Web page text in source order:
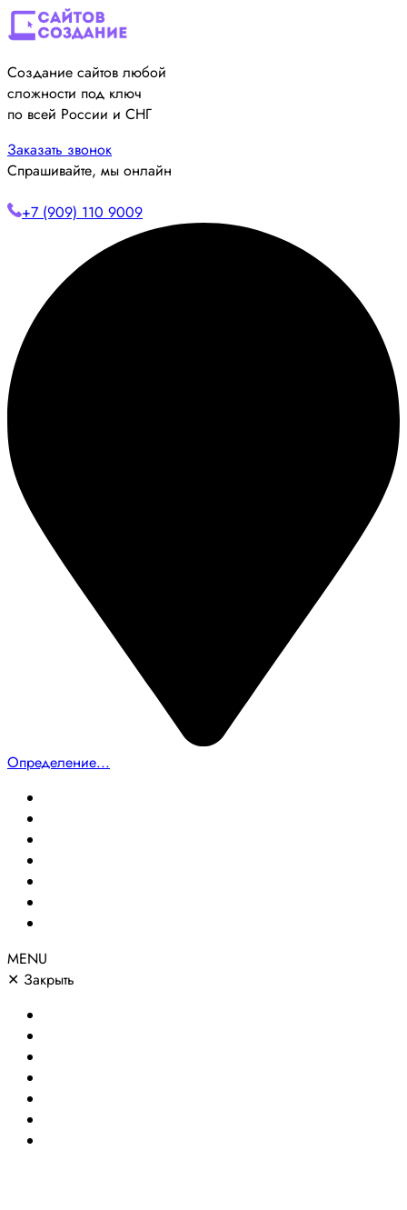
Создание сайтов любой
сложности под ключ
по всей России и СНГ
Заказать звонок
Спрашивайте, мы онлайн
+7 (909) 110 9009
Определение...
MENU
✕ Закрыть